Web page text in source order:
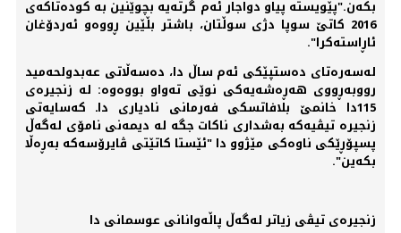
بکەن."پێویستە پیاو دواجار ئەم گرتەیە بچوێنین بە کودەتاکەی
2016 کاتێ سوپا دژی سوڵتان، باشتر بڵێین ڕووەو ئەردۆغان
ئاڕاستەکرا".
لەسەرەتای دەستپێکی ئەم ساڵ دا، دەسەڵاتی عەبدولحەمید
رووبەڕووی هەڕەشەیەکی نوێی تەواو بووەوە: لە زنجیرەی
115دا خانمێ بلافاتسکی فەرمانی نادیاری داـ کەسایەتی
زنجیرە تیڤیەکە بەشداری ناکات جگە لە دیمەنی نامۆی لەگەڵ
پسپۆڕێکی ناوەکی مێژوو دا "ئێستا کاتێتی ڤایرۆسەکە بەڕەڵا
بکەین".
زنجیرەی تیڤی زیاتر لەگەڵ پاڵەوانانی عوسمانی دا